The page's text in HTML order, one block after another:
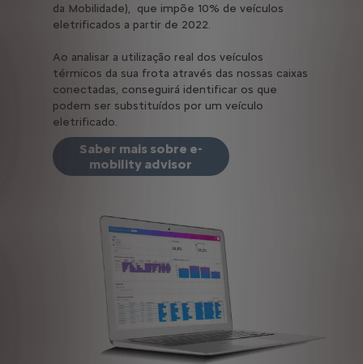
da Mobilidade), que impõe 10% de veículos
eletrificados a partir de 2022.
Ao analisar a utilização real dos veículos
térmicos da sua frota através das nossas caixas
conectadas, conseguirá identificar os que
podem ser substituídos por um veículo
eletrificado.
Saber mais sobre e-
mobility advisor